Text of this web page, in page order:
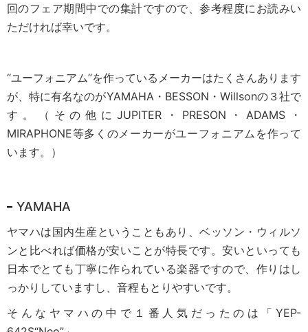
回のフェア期間中での集計ですので、参考程度にお読みい
ただければ幸いです。
“ユーフォニアム”を作っているメーカーはたくさんあります
が、特に有名なのがYAMAHA・BESSON・Willsonの３社で
す。（その他にJUPITER・PRESON・ADAMS・
MIRAPHONE等多くのメーカーがユーフォニアムを作って
います。）
YAMAHA
ヤマハは国内生産ということもあり、ベッソン・ウィルソ
ンと比べれば価格が安いことが特長です。安いといっても
日本でとても丁寧に作られている楽器ですので、作りはし
っかりしていますし、音程もとりやすいです。
そんなヤマハの中で１番人気だったのは「YEP-